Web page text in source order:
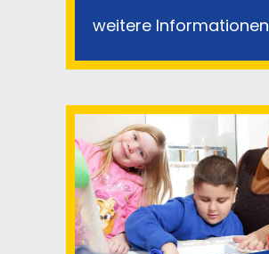
weitere Informationen